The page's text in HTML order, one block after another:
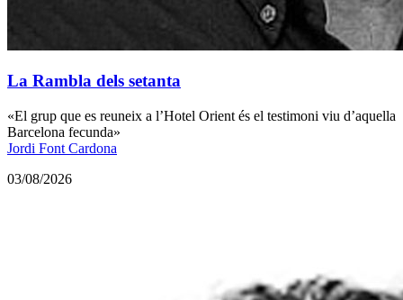
La Rambla dels setanta
«El grup que es reuneix a l’Hotel Orient és el testimoni viu d’aquella
Barcelona fecunda»
Jordi Font Cardona
03/08/2026